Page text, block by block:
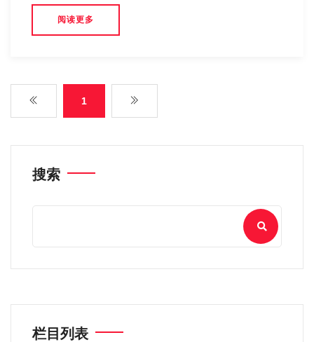
阅读更多
1
搜索
栏目列表